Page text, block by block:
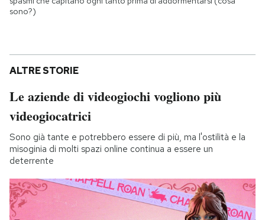
sono?)
ALTRE STORIE
Le aziende di videogiochi vogliono più
videogiocatrici
Sono già tante e potrebbero essere di più, ma l'ostilità e la
misoginia di molti spazi online continua a essere un
deterrente